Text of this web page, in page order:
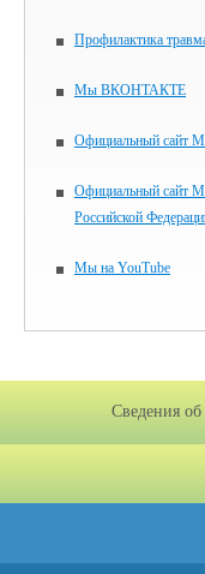
Профилактика
Мы ВКОНТАКТЕ
Официальный сайт
Официальный сайт
Российской
Мы на YouTube
Сведения об